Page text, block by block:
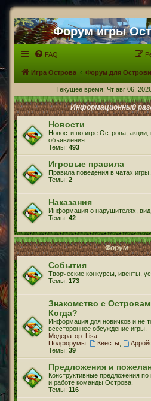
Форум игры
FAQ
Игра Острова Форум для
Текущее время: Чт авг 06,
Информационный
Новости
Новости по игре Острова, акции,
объявления
Темы: 493
Игровые правила
Правила поведения в чатах
Темы: 2
Наказания
Информация о нарушителях, вид
Темы: 42
Форум
События
Творческие конкурсы, ивенты,
Темы: 173
Знакомство с
Когда?
Информация для новичков и не
всестороннее обсуждение игры.
Модератор: Lisa
Подфорумы:
Квесты,
Темы: 39
Предложения и
Конструктивные предложения
и работе команды Острова.
Темы: 116